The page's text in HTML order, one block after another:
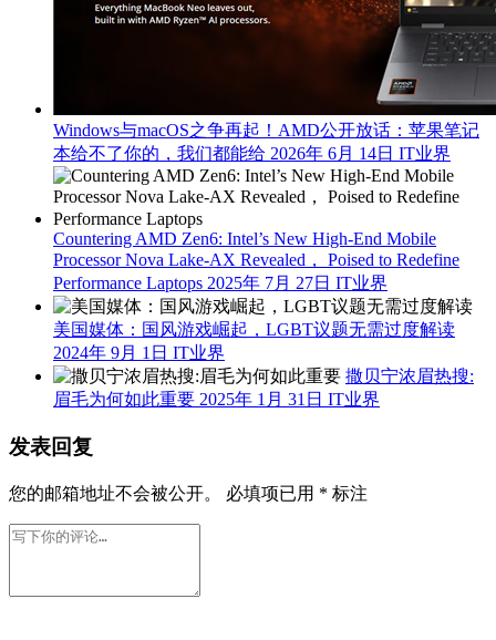
Windows与macOS之争再起！AMD公开放话：苹果笔记
本给不了你的，我们都能给 2026年 6月 14日 IT业界
Countering AMD Zen6: Intel’s New High-End Mobile
Processor Nova Lake-AX Revealed， Poised to Redefine
Performance Laptops 2025年 7月 27日 IT业界
美国媒体：国风游戏崛起，LGBT议题无需过度解读
2024年 9月 1日 IT业界
撒贝宁浓眉热搜:
眉毛为何如此重要 2025年 1月 31日 IT业界
发表回复
您的邮箱地址不会被公开。 必填项已用 * 标注